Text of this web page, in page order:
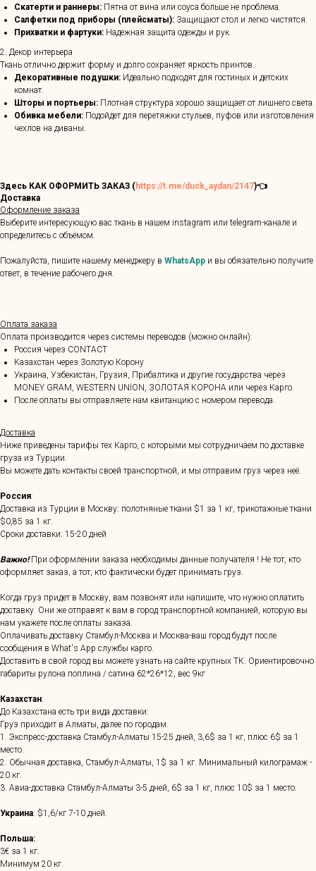
Скатерти и раннеры: Пятна от вина или соуса больше не проблема.
Салфетки под приборы (плейсматы): Защищают стол и легко чистятся.
Прихватки и фартуки: Надежная защита одежды и рук.
2. Декор интерьера
Ткань отлично держит форму и долго сохраняет яркость принтов.
Декоративные подушки: Идеально подходят для гостиных и детских
комнат.
Шторы и портьеры: Плотная структура хорошо защищает от лишнего света.
Обивка мебели: Подойдет для перетяжки стульев, пуфов или изготовления
чехлов на диваны.
Здесь КАК ОФОРМИТЬ ЗАКАЗ ( https://t.me/duck_aydan/2147)👈
Доставка
Оформление заказа
Выберите интересующую вас ткань в нашем instagram или telegram-канале и
определитесь с объёмом.
Пожалуйста, пишите нашему менеджеру в WhatsApp и вы обязательно получите
ответ, в течение рабочего дня.
Оплата заказа
Оплата производится через системы переводов (можно онлайн):
Россия через CONTACT
Казахстан через Золотую Корону
Украина, Узбекистан, Грузия, Прибалтика и другие государства через
MONEY GRAM, WESTERN UNİON, ЗОЛОТАЯ КОРОНА или через Карго.
После оплаты вы отправляете нам квитанцию с номером перевода.
Доставка
Ниже приведены тарифы тех Карго, с которыми мы сотрудничаем по доставке
груза из Турции.
Вы можете дать контакты своей транспортной, и мы отправим груз через неё.
Россия:
Доставка из Турции в Москву: полотняные ткани $1 за 1 кг, трикотажные ткани
$0,85 за 1 кг.
Сроки доставки: 15-20 дней
Важно!При оформлении заказа необходимы данные получателя ! Не тот, кто
оформляет заказ, а тот, кто фактически будет принимать груз.
Когда груз придет в Москву, вам позвонят или напишите, что нужно оплатить
доставку. Они же отправят к вам в город транспортной компанией, которую вы
нам укажете после оплаты заказа.
Оплачивать доставку Стамбул-Москва и Москва-ваш город будут после
сообщения в What's App службы карго.
Доставить в свой город вы можете узнать на сайте крупных ТК. Ориентировочно
габариты рулона поплина / сатина 62*26*12, вес 9кг
Казахстан:
До Казахстана есть три вида доставки:
Груз приходит в Алматы, далее по городам.
1. Экспресс-доставка Стамбул-Алматы 15-25 дней, 3,6$ за 1 кг, плюс 6$ за 1
место.
2. Обычная доставка, Стамбул-Алматы, 1$ за 1 кг. Минимальный килограмаж -
20 кг.
3. Авиа-доставка Стамбул-Алматы 3-5 дней, 6$ за 1 кг, плюс 10$ за 1 место.
Украина: $1,6/кг 7-10 дней.
Польша:
3€ за 1 кг.
Минимум 20 кг.